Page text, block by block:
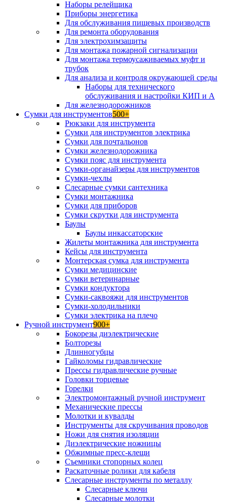
Наборы релейщика
Приборы энергетика
Для обслуживания пищевых производств
Для ремонта оборудования
Для электрохимзащиты
Для монтажа пожарной сигнализации
Для монтажа термоусаживаемых муфт и
трубок
Для анализа и контроля окружающей среды
Наборы для технического
обслуживания и настройки КИП и А
Для железнодорожников
Сумки для инструментов500+
Рюкзаки для инструмента
Сумки для инструментов электрика
Сумки для почтальонов
Сумки железнодорожника
Сумки пояс для инструмента
Сумки-органайзеры для инструментов
Сумки-чехлы
Слесарные сумки сантехника
Сумки монтажника
Сумки для приборов
Сумки скрутки для инструмента
Баулы
Баулы инкассаторские
Жилеты монтажника для инструмента
Кейсы для инструмента
Монтерская сумка для инструмента
Сумки медицинские
Сумки ветеринарные
Сумки кондуктора
Сумки-саквояжи для инструментов
Сумки-холодильники
Сумки электрика на плечо
Ручной инструмент900+
Бокорезы диэлектрические
Болторезы
Длинногубцы
Гайколомы гидравлические
Прессы гидравлические ручные
Головки торцевые
Горелки
Электромонтажный ручной инструмент
Механические прессы
Молотки и кувалды
Инструменты для скручивания проводов
Ножи для снятия изоляции
Диэлектрические ножницы
Обжимные пресс-клещи
Съемники стопорных колец
Раскаточные ролики для кабеля
Слесарные инструменты по металлу
Слесарные ключи
Слесарные молотки